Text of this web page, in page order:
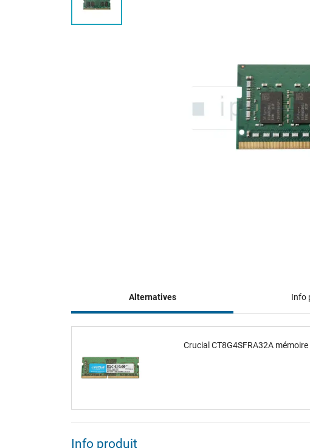
Alternatives Info
Crucial CT8G4SFRA32A mémoire
Info produit